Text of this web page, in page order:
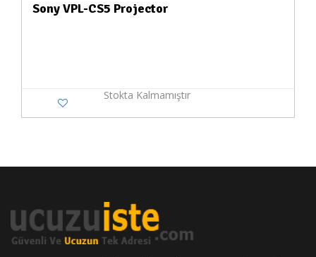
Sony VPL-CS5 Projector
Stokta Kalmamıştır